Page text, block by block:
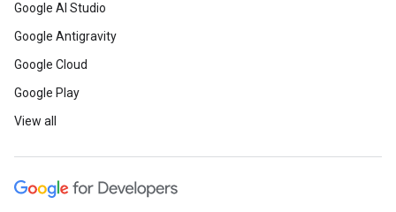
Google AI Studio
Google Antigravity
Google Cloud
Google Play
View all